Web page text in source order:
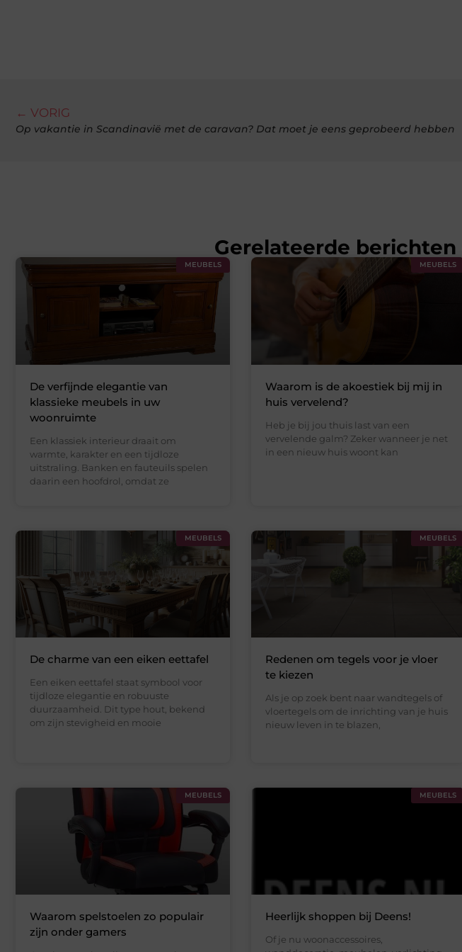
← VORIG
Op vakantie in Scandinavië met de caravan? Dat moet je eens geprobeerd hebben
Gerelateerde berichten
MEUBELS
De verfijnde elegantie van
klassieke meubels in uw
woonruimte
Een klassiek interieur draait om
warmte, karakter en een tijdloze
uitstraling. Banken en fauteuils spelen
daarin een hoofdrol, omdat ze
MEUBELS
Waarom is de akoestiek bij mij in
huis vervelend?
Heb je bij jou thuis last van een
vervelende galm? Zeker wanneer je net
in een nieuw huis woont kan
MEUBELS
De charme van een eiken eettafel
Een eiken eettafel staat symbool voor
tijdloze elegantie en robuuste
duurzaamheid. Dit type hout, bekend
om zijn stevigheid en mooie
MEUBELS
Redenen om tegels voor je vloer
te kiezen
Als je op zoek bent naar wandtegels of
vloertegels om de inrichting van je huis
nieuw leven in te blazen,
MEUBELS
Waarom spelstoelen zo populair
zijn onder gamers
MEUBELS
Heerlijk shoppen bij Deens!
Of je nu woonaccessoires,